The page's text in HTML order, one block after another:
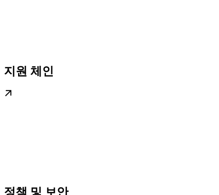
지원 체인
정책 및 보안